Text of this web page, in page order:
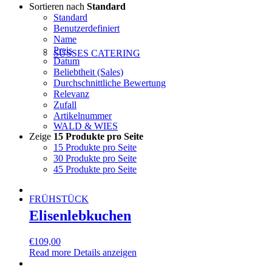
SÜSSES CATERING
WALD & WIES
FRÜHSTÜCK
Sortieren nach Standard
Standard
Benutzerdefiniert
Name
Preis
Datum
Beliebtheit (Sales)
Durchschnittliche Bewertung
Relevanz
Zufall
Artikelnummer
Zeige 15 Produkte pro Seite
15 Produkte pro Seite
30 Produkte pro Seite
45 Produkte pro Seite
Elisenlebkuchen
€109,00
Read more Details anzeigen